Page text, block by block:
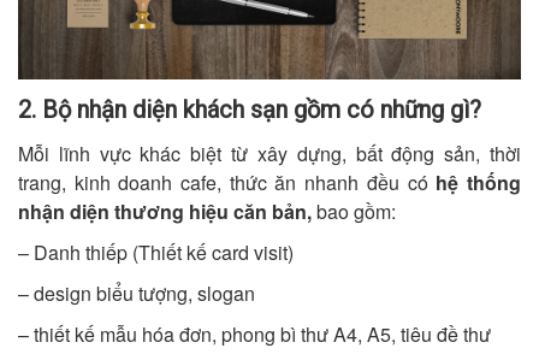
2. Bộ nhận diện khách sạn gồm có những gì?
Mỗi lĩnh vực khác biệt từ xây dựng, bất động sản, thời
trang, kinh doanh cafe, thức ăn nhanh đều có hệ thống
nhận diện thương hiệu căn bản,bao gồm:
– Danh thiếp (Thiết kế card visit)
– design biểu tượng, slogan
– thiết kế mẫu hóa đơn, phong bì thư A4, A5, tiêu đề thư